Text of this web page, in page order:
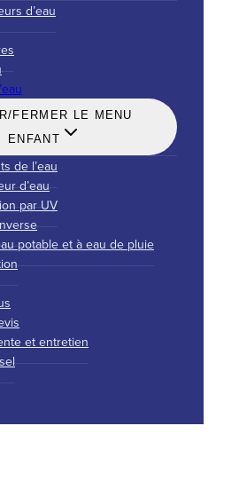
d’eau
FERMER LE MENU
ENFANT
de l’eau
d’eau
par UV
potable et à eau de pluie
et entretien